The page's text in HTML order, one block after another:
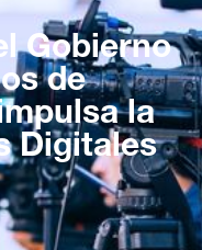
Gobierno
de
la
Digitales